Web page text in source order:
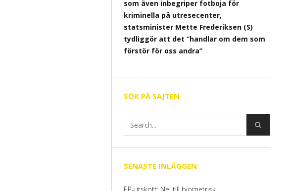
som även inbegriper fotboja för
kriminella på utresecenter,
statsminister Mette Frederiksen (S)
tydliggör att det ”handlar om dem som
förstör för oss andra”
SÖK PÅ SAJTEN
SENASTE INLÄGGEN